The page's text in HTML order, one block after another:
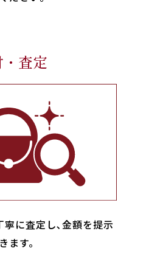
査定
寧に査定し､金額を提示
ます。